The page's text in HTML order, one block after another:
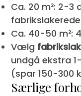
Ca. 20 m²: 2-3
Ca. 40-50 m²:
Vælg
undgå ekstra
(spar 150-300
Særlige